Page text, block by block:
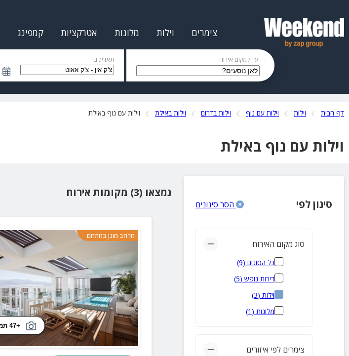
צימרים וילות מלונות אטרקציות קמפינג
יעד / מקום אירוח תאריכים
דף הבית וילות וילות עם נוף וילות בדרום וילות באילת וילות עם נוף באילת
וילות עם נוף באילת
סינון לפי הסר סינונים
סוג מקום האירוח
כל הסוגים (
9
)
דירות נופש (
5
)
וילות (
3
)
מלונות (
1
)
צימרים לפי איזורים
נמצאו (3) מקומות אירוח
מרחב מוגן במתחם
+47 תמונות